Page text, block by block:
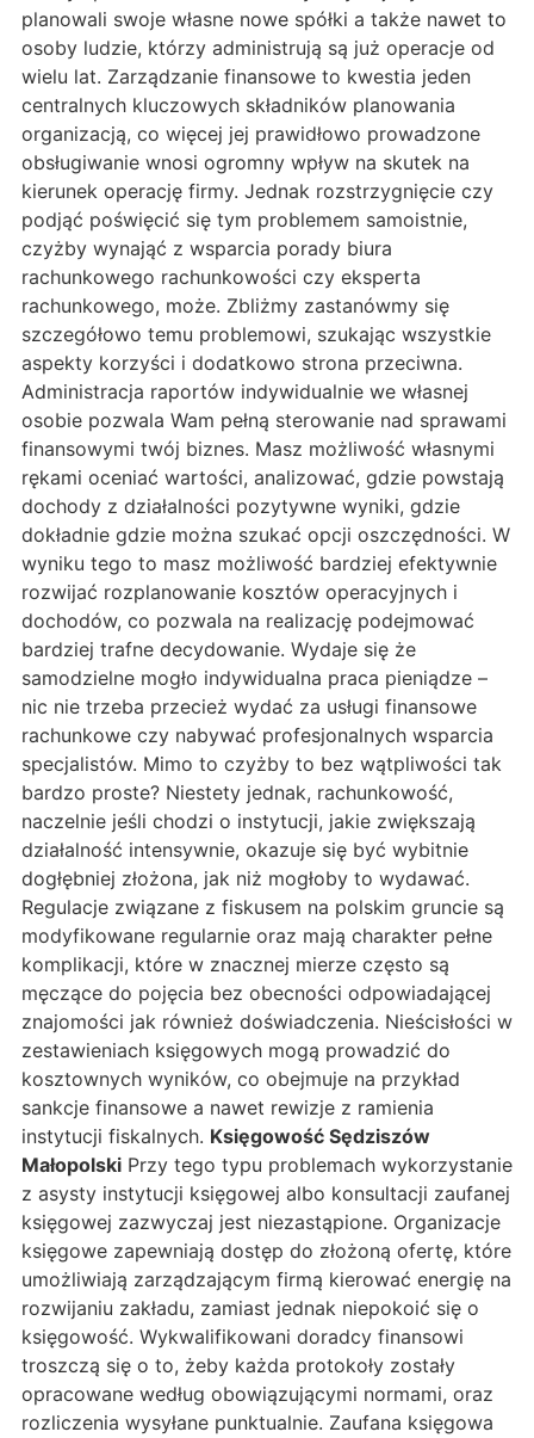
planowali swoje własne nowe spółki a także nawet to
osoby ludzie, którzy administrują są już operacje od
wielu lat. Zarządzanie finansowe to kwestia jeden
centralnych kluczowych składników planowania
organizacją, co więcej jej prawidłowo prowadzone
obsługiwanie wnosi ogromny wpływ na skutek na
kierunek operację firmy. Jednak rozstrzygnięcie czy
podjąć poświęcić się tym problemem samoistnie,
czyżby wynająć z wsparcia porady biura
rachunkowego rachunkowości czy eksperta
rachunkowego, może. Zbliżmy zastanówmy się
szczegółowo temu problemowi, szukając wszystkie
aspekty korzyści i dodatkowo strona przeciwna.
Administracja raportów indywidualnie we własnej
osobie pozwala Wam pełną sterowanie nad sprawami
finansowymi twój biznes. Masz możliwość własnymi
rękami oceniać wartości, analizować, gdzie powstają
dochody z działalności pozytywne wyniki, gdzie
dokładnie gdzie można szukać opcji oszczędności. W
wyniku tego to masz możliwość bardziej efektywnie
rozwijać rozplanowanie kosztów operacyjnych i
dochodów, co pozwala na realizację podejmować
bardziej trafne decydowanie. Wydaje się że
samodzielne mogło indywidualna praca pieniądze –
nic nie trzeba przecież wydać za usługi finansowe
rachunkowe czy nabywać profesjonalnych wsparcia
specjalistów. Mimo to czyżby to bez wątpliwości tak
bardzo proste? Niestety jednak, rachunkowość,
naczelnie jeśli chodzi o instytucji, jakie zwiększają
działalność intensywnie, okazuje się być wybitnie
dogłębniej złożona, jak niż mogłoby to wydawać.
Regulacje związane z fiskusem na polskim gruncie są
modyfikowane regularnie oraz mają charakter pełne
komplikacji, które w znacznej mierze często są
męczące do pojęcia bez obecności odpowiadającej
znajomości jak również doświadczenia. Nieścisłości w
zestawieniach księgowych mogą prowadzić do
kosztownych wyników, co obejmuje na przykład
sankcje finansowe a nawet rewizje z ramienia
instytucji fiskalnych. Księgowość Sędziszów
Małopolski Przy tego typu problemach wykorzystanie
z asysty instytucji księgowej albo konsultacji zaufanej
księgowej zazwyczaj jest niezastąpione. Organizacje
księgowe zapewniają dostęp do złożoną ofertę, które
umożliwiają zarządzającym firmą kierować energię na
rozwijaniu zakładu, zamiast jednak niepokoić się o
księgowość. Wykwalifikowani doradcy finansowi
troszczą się o to, żeby każda protokoły zostały
opracowane według obowiązującymi normami, oraz
rozliczenia wysyłane punktualnie. Zaufana księgowa